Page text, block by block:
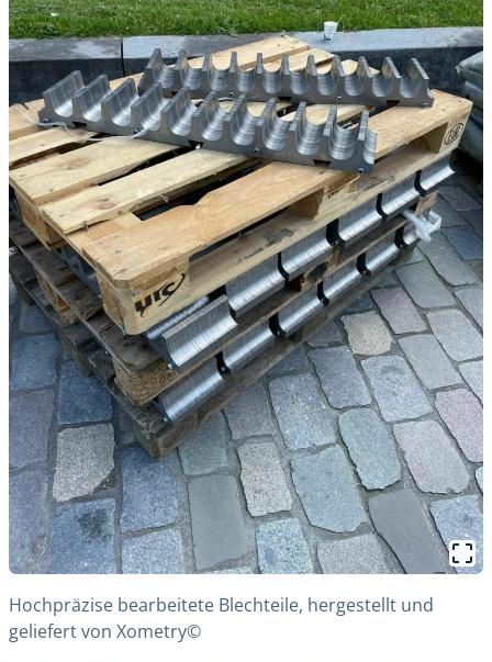
Hochpräzise bearbeitete Blechteile, hergestellt und
geliefert von Xometry©